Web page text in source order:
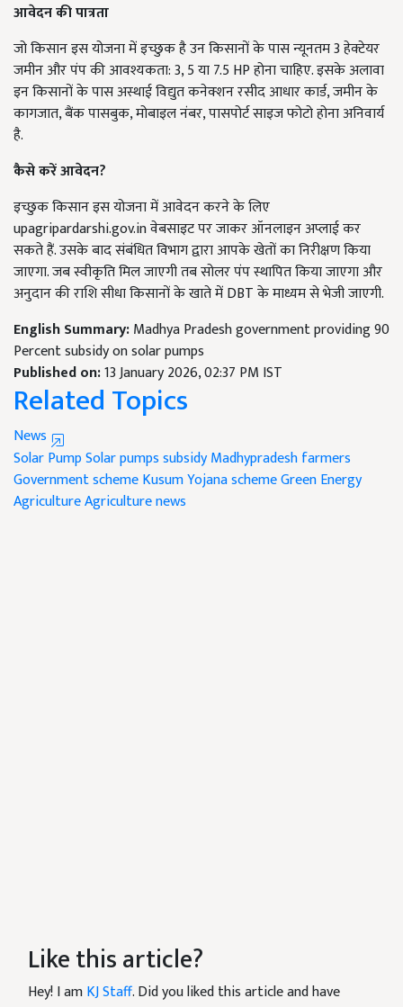
आवेदन की पात्रता
जो किसान इस योजना में इच्छुक है उन किसानों के पास न्यूनतम 3 हेक्टेयर
जमीन और पंप की आवश्यकता: 3, 5 या 7.5 HP होना चाहिए. इसके अलावा
इन किसानों के पास अस्थाई विद्युत कनेक्शन रसीद आधार कार्ड, जमीन के
कागजात, बैंक पासबुक, मोबाइल नंबर, पासपोर्ट साइज फोटो होना अनिवार्य
है.
कैसे करें आवेदन?
इच्छुक किसान इस योजना में आवेदन करने के लिए
upagripardarshi.gov.in वेबसाइट पर जाकर ऑनलाइन अप्लाई कर
सकते हैं. उसके बाद संबंधित विभाग द्वारा आपके खेतों का निरीक्षण किया
जाएगा. जब स्वीकृति मिल जाएगी तब सोलर पंप स्थापित किया जाएगा और
अनुदान की राशि सीधा किसानों के खाते में DBT के माध्यम से भेजी जाएगी.
English Summary:Madhya Pradesh government providing 90
Percent subsidy on solar pumps
Published on:13 January 2026, 02:37 PM IST
Related Topics
News
Solar PumpSolar pumps subsidyMadhypradesh farmers
Government schemeKusum Yojana schemeGreen Energy
AgricultureAgriculture news
Like this article?
Hey! I amKJ Staff. Did you liked this article and have